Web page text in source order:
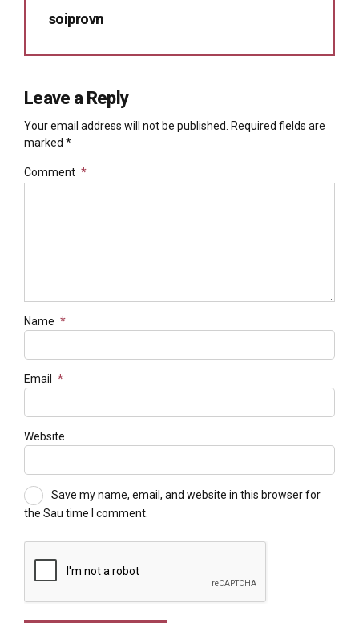
soiprovn
Leave a Reply
Your email address will not be published. Required fields are
marked *
Comment *
Name *
Email *
Website
Save my name, email, and website in this browser for
the Sau time I comment.